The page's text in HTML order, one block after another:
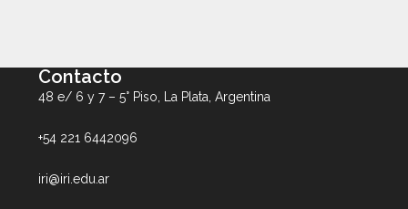
Contacto
48 e/ 6 y 7 – 5° Piso, La Plata, Argentina
+54 221 6442096
iri@iri.edu.ar